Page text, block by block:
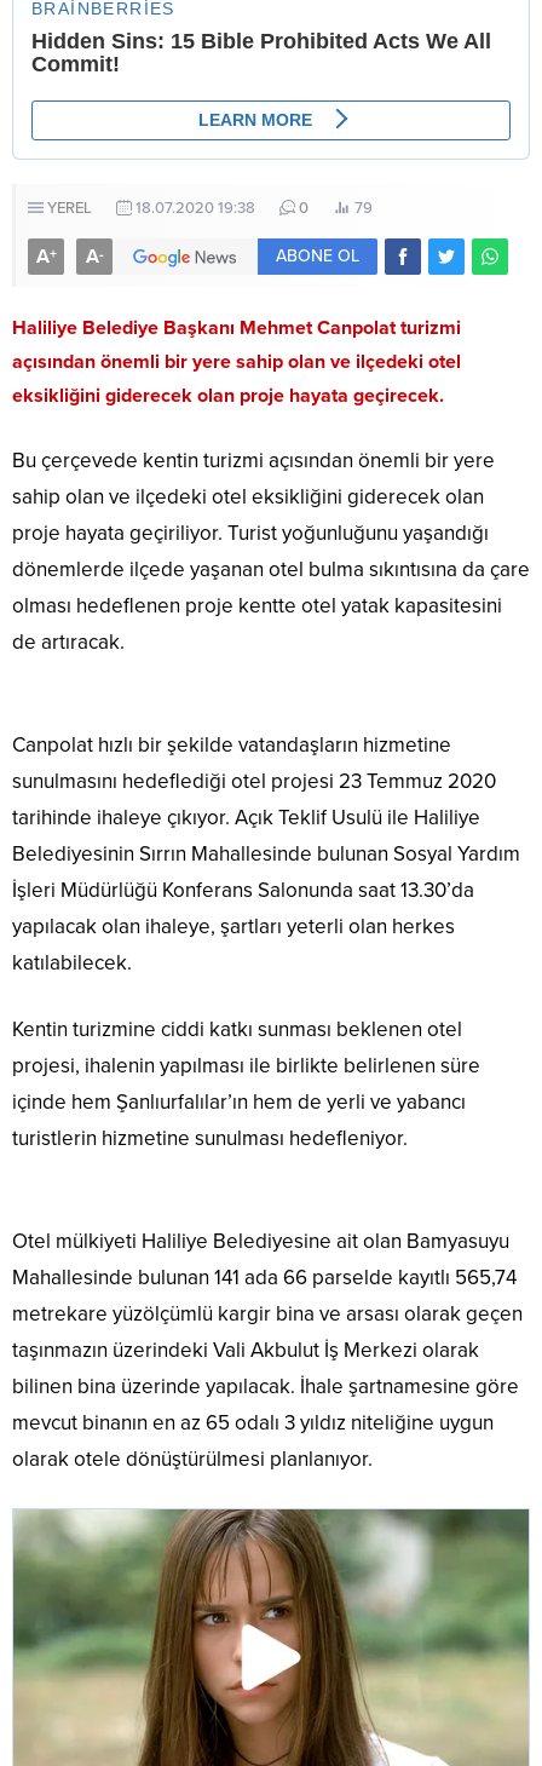
YEREL 18.07.2020 19:38 0 79
A+ A- ABONE OL
Haliliye Belediye Başkanı Mehmet Canpolat turizmi
açısından önemli bir yere sahip olan ve ilçedeki otel
eksikliğini giderecek olan proje hayata geçirecek.
Bu çerçevede kentin turizmi açısından önemli bir yere
sahip olan ve ilçedeki otel eksikliğini giderecek olan
proje hayata geçiriliyor. Turist yoğunluğunu yaşandığı
dönemlerde ilçede yaşanan otel bulma sıkıntısına da çare
olması hedeflenen proje kentte otel yatak kapasitesini
de artıracak.
Canpolat hızlı bir şekilde vatandaşların hizmetine
sunulmasını hedeflediği otel projesi 23 Temmuz 2020
tarihinde ihaleye çıkıyor. Açık Teklif Usulü ile Haliliye
Belediyesinin Sırrın Mahallesinde bulunan Sosyal Yardım
İşleri Müdürlüğü Konferans Salonunda saat 13.30’da
yapılacak olan ihaleye, şartları yeterli olan herkes
katılabilecek.
Kentin turizmine ciddi katkı sunması beklenen otel
projesi, ihalenin yapılması ile birlikte belirlenen süre
içinde hem Şanlıurfalılar’ın hem de yerli ve yabancı
turistlerin hizmetine sunulması hedefleniyor.
Otel mülkiyeti Haliliye Belediyesine ait olan Bamyasuyu
Mahallesinde bulunan 141 ada 66 parselde kayıtlı 565,74
metrekare yüzölçümlü kargir bina ve arsası olarak geçen
taşınmazın üzerindeki Vali Akbulut İş Merkezi olarak
bilinen bina üzerinde yapılacak. İhale şartnamesine göre
mevcut binanın en az 65 odalı 3 yıldız niteliğine uygun
olarak otele dönüştürülmesi planlanıyor.